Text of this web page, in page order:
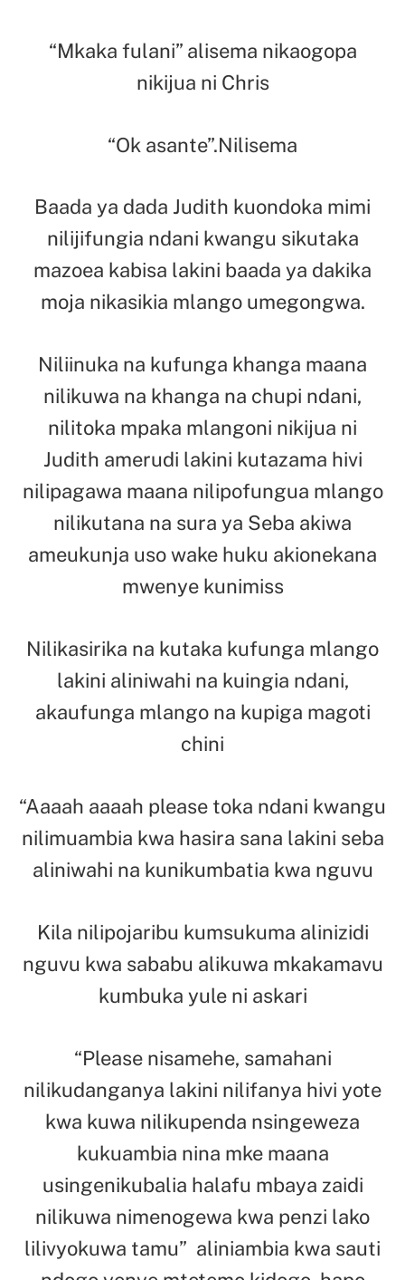
“Mkaka fulani” alisema nikaogopa
nikijua ni Chris
“Ok asante”.Nilisema
Baada ya dada Judith kuondoka mimi
nilijifungia ndani kwangu sikutaka
mazoea kabisa lakini baada ya dakika
moja nikasikia mlango umegongwa.
Niliinuka na kufunga khanga maana
nilikuwa na khanga na chupi ndani,
nilitoka mpaka mlangoni nikijua ni
Judith amerudi lakini kutazama hivi
nilipagawa maana nilipofungua mlango
nilikutana na sura ya Seba akiwa
ameukunja uso wake huku akionekana
mwenye kunimiss
Nilikasirika na kutaka kufunga mlango
lakini aliniwahi na kuingia ndani,
akaufunga mlango na kupiga magoti
chini
“Aaaah aaaah please toka ndani kwangu
nilimuambia kwa hasira sana lakini seba
aliniwahi na kunikumbatia kwa nguvu
Kila nilipojaribu kumsukuma alinizidi
nguvu kwa sababu alikuwa mkakamavu
kumbuka yule ni askari
“Please nisamehe, samahani
nilikudanganya lakini nilifanya hivi yote
kwa kuwa nilikupenda nsingeweza
kukuambia nina mke maana
usingenikubalia halafu mbaya zaidi
nilikuwa nimenogewa kwa penzi lako
lilivyokuwa tamu” aliniambia kwa sauti